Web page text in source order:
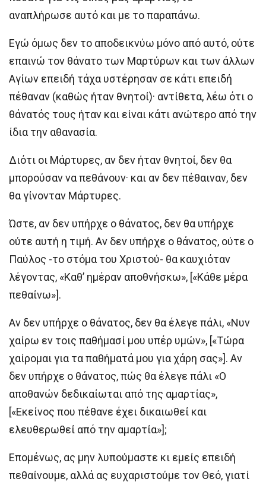
αναπλήρωσε αυτό και με το παραπάνω.
Εγώ όμως δεν το αποδεικνύω μόνο από αυτό, ούτε
επαινώ τον θάνατο των Μαρτύρων και των άλλων
Αγίων επειδή τάχα υστέρησαν σε κάτι επειδή
πέθαναν (καθώς ήταν θνητοί)· αντίθετα, λέω ότι ο
θάνατός τους ήταν και είναι κάτι ανώτερο από την
ίδια την αθανασία.
Διότι οι Μάρτυρες, αν δεν ήταν θνητοί, δεν θα
μπορούσαν να πεθάνουν· και αν δεν πέθαιναν, δεν
θα γίνονταν Μάρτυρες.
Ώστε, αν δεν υπήρχε ο θάνατος, δεν θα υπήρχε
ούτε αυτή η τιμή. Αν δεν υπήρχε ο θάνατος, ούτε ο
Παύλος -το στόμα του Χριστού- θα καυχιόταν
λέγοντας, «Καθ’ ημέραν αποθνήσκω», [«Κάθε μέρα
πεθαίνω»].
Αν δεν υπήρχε ο θάνατος, δεν θα έλεγε πάλι, «Νυν
χαίρω εν τοις παθήμασί μου υπέρ υμών», [«Τώρα
χαίρομαι για τα παθήματά μου για χάρη σας»]. Αν
δεν υπήρχε ο θάνατος, πώς θα έλεγε πάλι «Ο
αποθανών δεδικαίωται από της αμαρτίας»,
[«Εκείνος που πέθανε έχει δικαιωθεί και
ελευθερωθεί από την αμαρτία»];
Επομένως, ας μην λυπούμαστε κι εμείς επειδή
πεθαίνουμε, αλλά ας ευχαριστούμε τον Θεό, γιατί